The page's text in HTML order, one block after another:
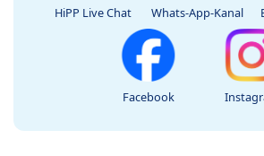
HiPP Live Chat Whats-App-Kanal
Facebook